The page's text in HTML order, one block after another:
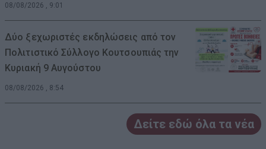
08/08/2026 , 9:01
Δύο ξεχωριστές εκδηλώσεις από τον
Πολιτιστικό Σύλλογο Κουτσουπιάς την
Κυριακή 9 Αυγούστου
08/08/2026 , 8:54
Δείτε εδώ όλα τα νέα